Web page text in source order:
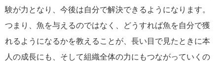
験が力となり、今後は自分で解決できるようになります。
つまり、魚を与えるのではなく、どうすれば魚を自分で獲
れるようになるかを教えることが、長い目で見たときに本
人の成長にも、そして組織全体の力にもつながっていくの